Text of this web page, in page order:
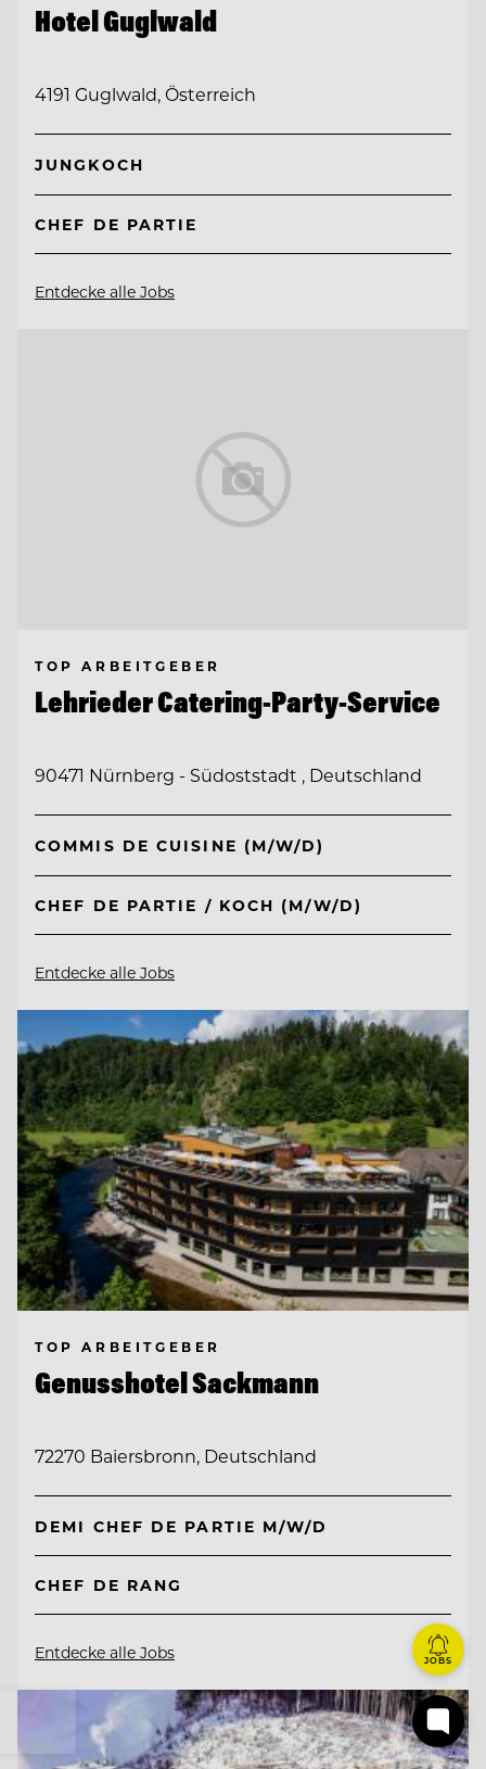
Hotel Guglwald
4191 Guglwald, Österreich
JUNGKOCH
CHEF DE PARTIE
Entdecke alle Jobs
TOP ARBEITGEBER
Lehrieder Catering-Party-Service
90471 Nürnberg - Südoststadt , Deutschland
COMMIS DE CUISINE (M/W/D)
CHEF DE PARTIE / KOCH (M/W/D)
Entdecke alle Jobs
TOP ARBEITGEBER
Genusshotel Sackmann
72270 Baiersbronn, Deutschland
DEMI CHEF DE PARTIE M/W/D
CHEF DE RANG
Entdecke alle Jobs JOBS